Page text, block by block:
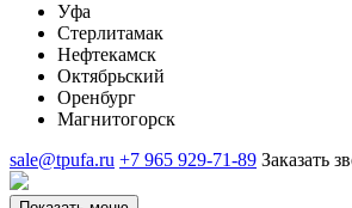
Уфа
Стерлитамак
Нефтекамск
Октябрьский
Оренбург
Магнитогорск
sale@tpufa.ru +7 965 929-71-89 Заказать